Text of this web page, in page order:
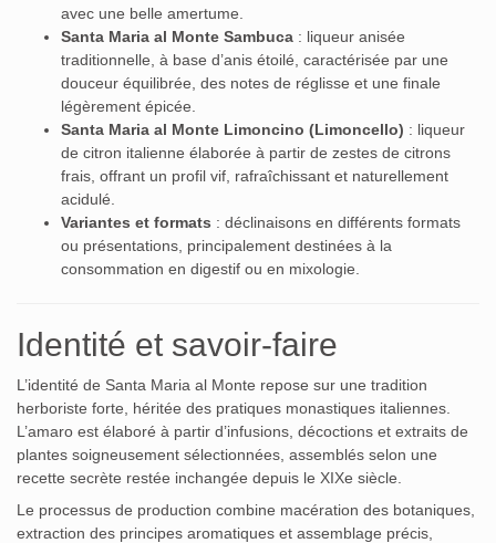
avec une belle amertume.
Santa Maria al Monte Sambuca : liqueur anisée
traditionnelle, à base d’anis étoilé, caractérisée par une
douceur équilibrée, des notes de réglisse et une finale
légèrement épicée.
Santa Maria al Monte Limoncino (Limoncello) : liqueur
de citron italienne élaborée à partir de zestes de citrons
frais, offrant un profil vif, rafraîchissant et naturellement
acidulé.
Variantes et formats : déclinaisons en différents formats
ou présentations, principalement destinées à la
consommation en digestif ou en mixologie.
Identité et savoir-faire
L’identité de Santa Maria al Monte repose sur une tradition
herboriste forte, héritée des pratiques monastiques italiennes.
L’amaro est élaboré à partir d’infusions, décoctions et extraits de
plantes soigneusement sélectionnées, assemblés selon une
recette secrète restée inchangée depuis le XIXe siècle.
Le processus de production combine macération des botaniques,
extraction des principes aromatiques et assemblage précis,